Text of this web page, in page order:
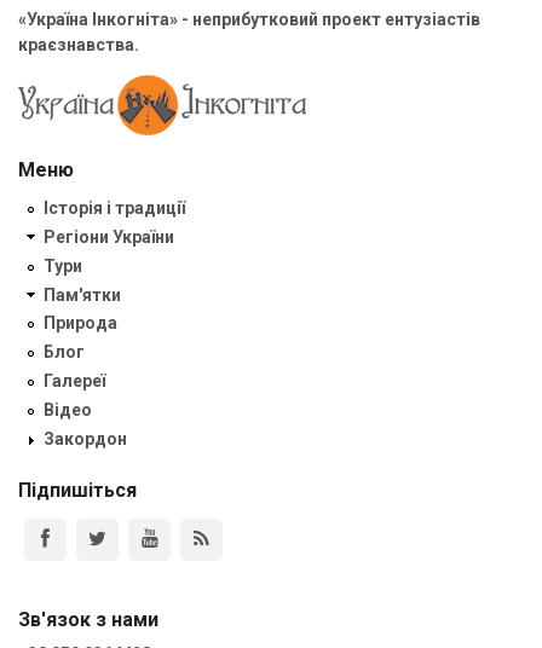
«Україна Інкогніта» - неприбутковий проект ентузіастів
краєзнавства.
Меню
Історія і традиції
Регіони України
Тури
Пам'ятки
Природа
Блог
Галереї
Відео
Закордон
Підпишіться
Зв'язок з нами